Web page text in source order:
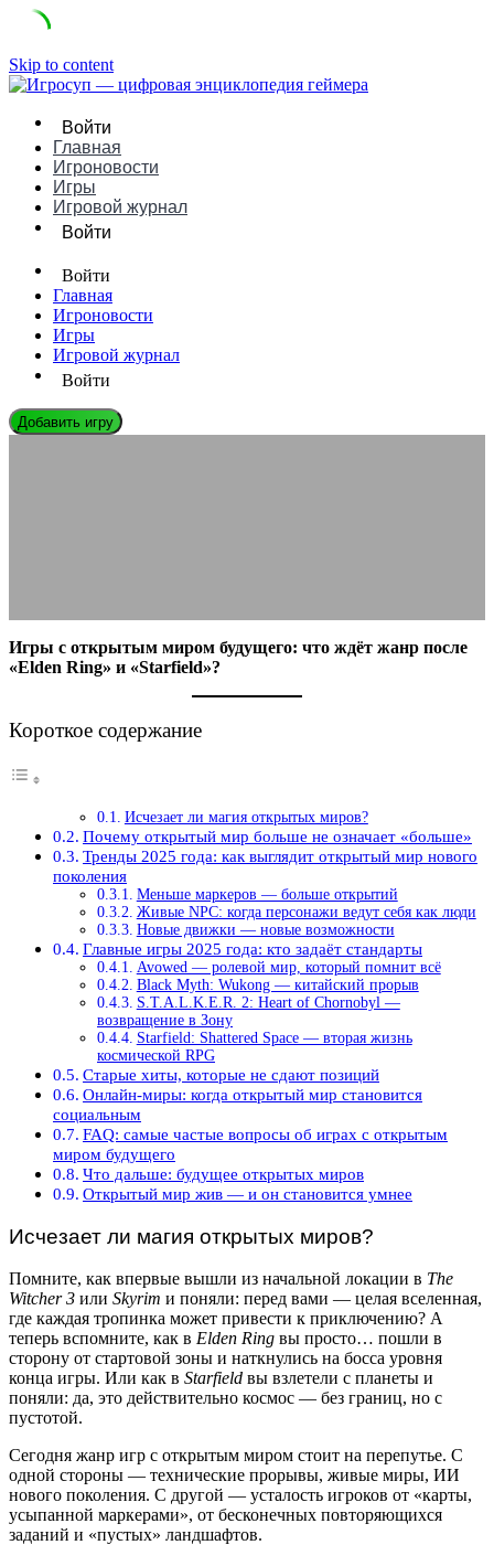
Skip to content
Войти
Главная
Игроновости
Игры
Игровой журнал
Войти
Войти
Главная
Игроновости
Игры
Игровой журнал
Войти
Добавить игру
Игры с открытым миром будущего: что ждёт жанр после
«Elden Ring» и «Starfield»?
Короткое содержание
Исчезает ли магия открытых миров?
Почему открытый мир больше не означает «больше»
Тренды 2025 года: как выглядит открытый мир нового
поколения
Меньше маркеров — больше открытий
Живые NPC: когда персонажи ведут себя как люди
Новые движки — новые возможности
Главные игры 2025 года: кто задаёт стандарты
Avowed — ролевой мир, который помнит всё
Black Myth: Wukong — китайский прорыв
S.T.A.L.K.E.R. 2: Heart of Chornobyl —
возвращение в Зону
Starfield: Shattered Space — вторая жизнь
космической RPG
Старые хиты, которые не сдают позиций
Онлайн-миры: когда открытый мир становится
социальным
FAQ: самые частые вопросы об играх с открытым
миром будущего
Что дальше: будущее открытых миров
Открытый мир жив — и он становится умнее
Исчезает ли магия открытых миров?
Помните, как впервые вышли из начальной локации в The
Witcher 3 или Skyrim и поняли: перед вами — целая вселенная,
где каждая тропинка может привести к приключению? А
теперь вспомните, как в Elden Ring вы просто… пошли в
сторону от стартовой зоны и наткнулись на босса уровня
конца игры. Или как в Starfield вы взлетели с планеты и
поняли: да, это действительно космос — без границ, но с
пустотой.
Сегодня жанр игр с открытым миром стоит на перепутье. С
одной стороны — технические прорывы, живые миры, ИИ
нового поколения. С другой — усталость игроков от «карты,
усыпанной маркерами», от бесконечных повторяющихся
заданий и «пустых» ландшафтов.